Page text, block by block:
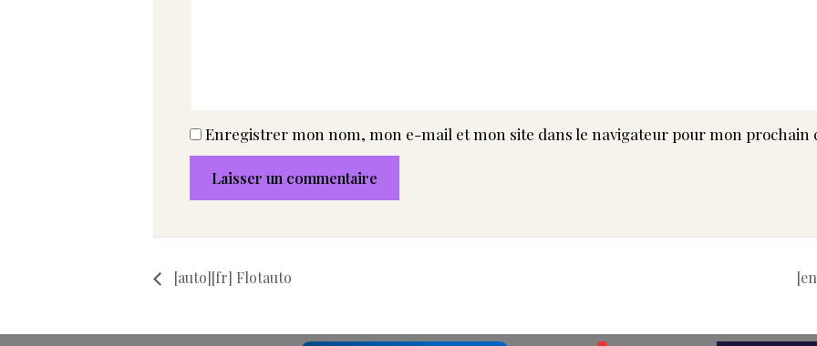
Enregistrer mon nom, mon e-mail et mon site dans le navigateur pour mon prochain
[auto][fr] Flotauto